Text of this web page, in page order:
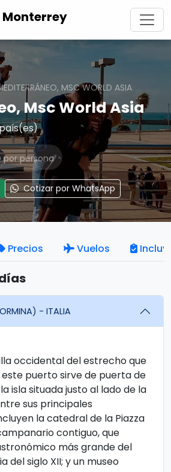
MSC WORLD ASIA
Msc World Asia
país(es)
por persona
Cotizar por WhatsApp
Precios Vuelos
- ITALIA
occidental del estrecho que
puerto sirve de puerta de
isla situada justo al lado de la
sus principales
la catedral de la Piazza
contiguo, que
más grande del
del siglo XII; y un museo